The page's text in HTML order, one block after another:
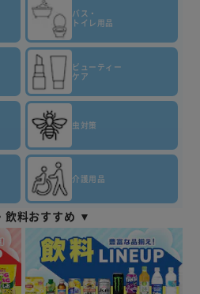
バス・
トイレ用品
ビューティー
ケア
虫対策
介護用品
飲料おすすめ ▼